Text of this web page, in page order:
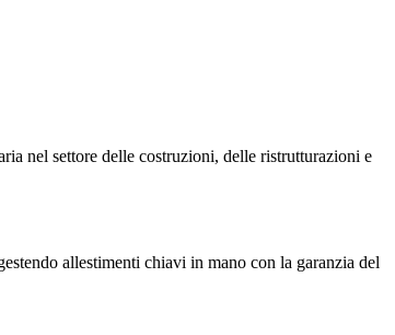
nel settore delle costruzioni, delle ristrutturazioni e
allestimenti chiavi in mano con la garanzia del